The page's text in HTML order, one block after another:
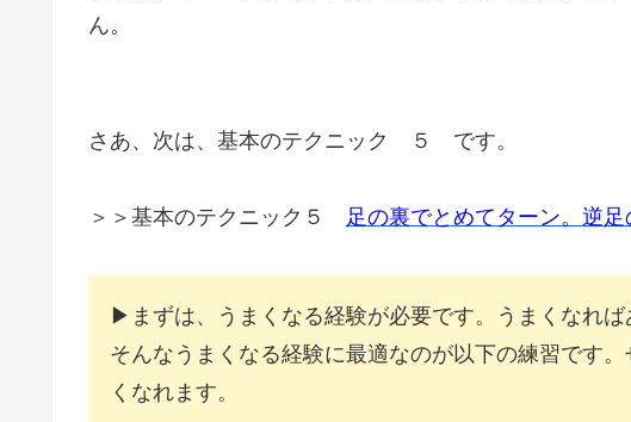
ん。
さあ、次は、基本のテクニック ５ です。
＞＞基本のテクニック５ 足の裏でとめてターン。逆足
▶まずは、うまくなる経験が必要です。うまくなれば
そんなうまくなる経験に最適なのが以下の練習です
くなれます。